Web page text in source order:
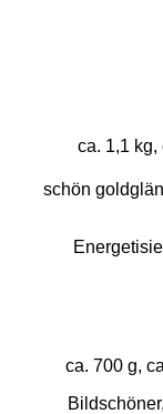
ca. 1,1 kg,
schön
ca. 700 g,